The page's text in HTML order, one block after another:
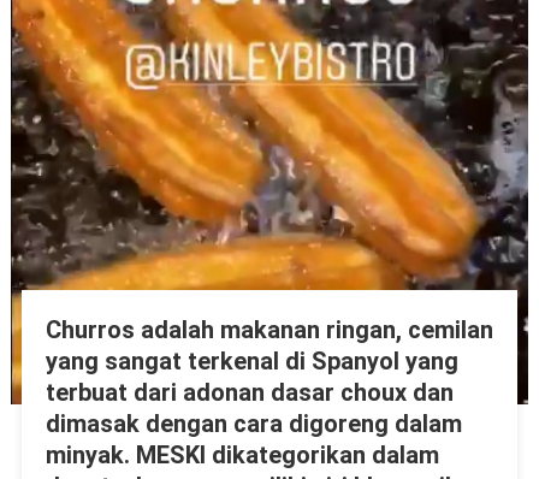
Churros adalah makanan ringan, cemilan
yang sangat terkenal di Spanyol yang
terbuat dari adonan dasar choux dan
dimasak dengan cara digoreng dalam
minyak. MESKI dikategorikan dalam